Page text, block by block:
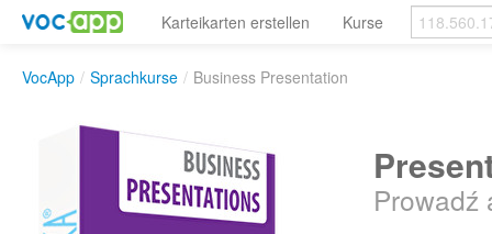
Karteikarten erstellen Kurse
VocApp / Sprachkurse / Business Presentation
Prowadź